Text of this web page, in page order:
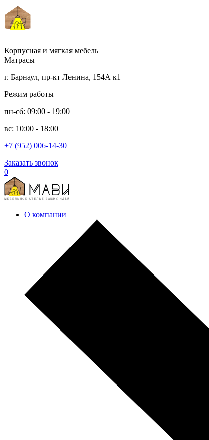
Корпусная и мягкая мебель
Матрасы
г. Барнаул, пр-кт Ленина, 154А к1
Режим работы
пн-сб: 09:00 - 19:00
вс: 10:00 - 18:00
+7 (952) 006-14-30
Заказать звонок
0
О компании